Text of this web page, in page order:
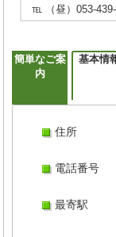
℡ （昼）053-
簡単なご案
内
基本情
住所
電話番号
最寄駅